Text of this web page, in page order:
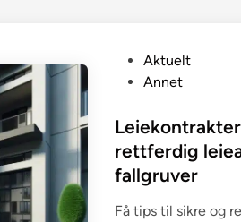
t
e
d
n
Aktuelt
Annet
rettferdig
fallgruver
Få tips til sikre og